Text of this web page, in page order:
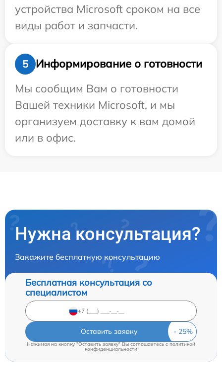
устройства Microsoft сроком на все
виды работ и запчасти.
5
Информирование о готовности
Мы сообщим Вам о готовности
Вашей техники Microsoft, и мы
организуем доставку к вам домой
или в офис.
Нужна консультация?
Закажите бесплатную консультацию
Бесплатная консультация со
специалистом
Оставить заявку
Нажимая на кнопку "Оставить заявку" Вы соглашаетесь cполитикой
конфиденциальности